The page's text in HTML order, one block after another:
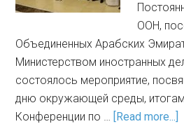
ООН,
Объединенных Арабских
Министерством иностранных
состоялось мероприятие,
дню окружающей среды,
Конференции по … [Read more...]